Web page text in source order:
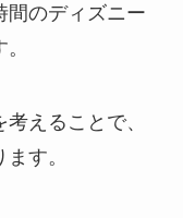
間のディズニー
えることで、
す。